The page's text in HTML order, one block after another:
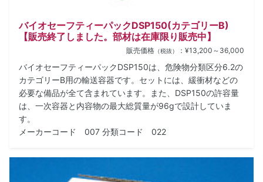
バイオセーフティーパックDSP150(カテゴリーB)
【販売終了しました。部材は在庫限り販売中】
販売価格 （税抜） ：¥13,200～36,000
バイオセーフティーパックDSP150は、危険物分類区分6.2の
カテゴリーB用の輸送容器です。セットには、緩衝材などの
必要な備品が全て含まれています。また、DSP150の許容量
は、一次容器と内容物の最大総質量が96gで設計していま
す。
メーカーコード 007 分類コード 022